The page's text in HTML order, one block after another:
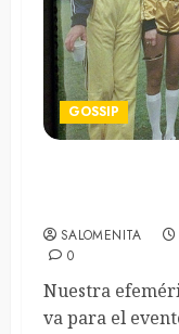
GOSSIP
SALOMENITA
0
Nuestra
va para el